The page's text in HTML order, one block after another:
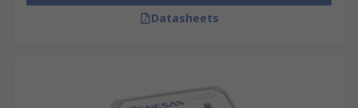
Datasheets